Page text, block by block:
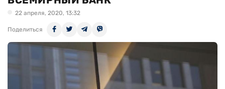
22 апреля, 2020, 13:32
Поделиться